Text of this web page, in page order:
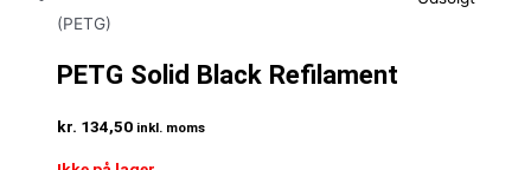
(PETG)
PETG Solid Black Refilament
kr. 134,50 inkl. moms